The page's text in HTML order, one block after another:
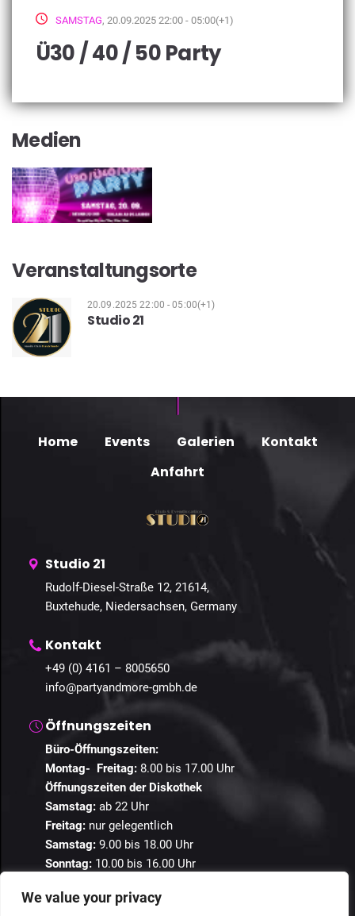
We value your privacy
SAMSTAG, 20.09.2025 22:00 - 05:00(+1)
Ü30 / 40 / 50 Party
Medien
Veranstaltungsorte
20.09.2025 22:00 - 05:00(+1)
Studio 21
Home Events Galerien
Kontakt
Anfahrt
Studio 21
Rudolf-Diesel-Straße 12, 21614,
Buxtehude, Niedersachsen, Germany
Kontakt
+49 (0) 4161 – 8005650
info@partyandmore-gmbh.de
Öffnungszeiten
Büro-Öffnungszeiten:
Montag- Freitag: 8.00 bis 17.00 Uhr
Öffnungszeiten der Diskothek
Samstag: ab 22 Uhr
Freitag: nur gelegentlich
Samstag: 9.00 bis 18.00 Uhr
Sonntag: 10.00 bis 16.00 Uhr